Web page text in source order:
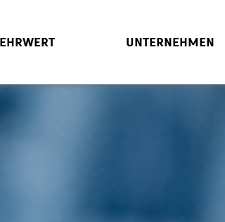
UNTERNEHMEN